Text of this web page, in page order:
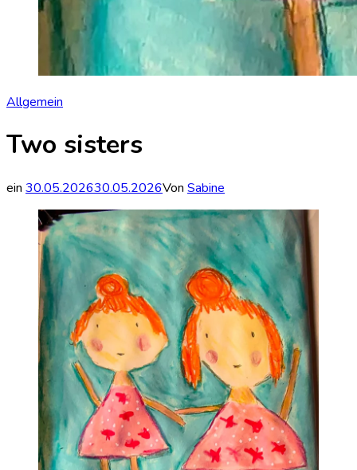
Allgemein
Two sisters
ein 30.05.202630.05.2026Von Sabine